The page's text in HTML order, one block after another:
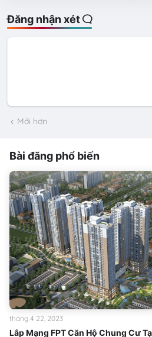
Đăng nhận xét
Mới hơn
Bài đăng phổ biến
Lắp Mạng FPT Căn Hộ Chung Cư
tháng 4 22, 2023